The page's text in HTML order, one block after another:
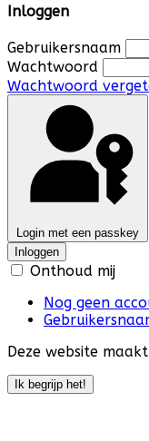
Inloggen
Gebruikersnaam
Wachtwoord
Wachtwoord
Login met een passkey
Inloggen
Onthoud mij
Nog geen
Deze website
Ik begrijp het!